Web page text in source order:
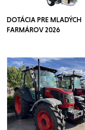
DOTÁCIA PRE MLADÝCH
FARMÁROV 2026